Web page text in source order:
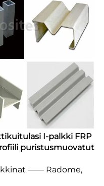
I-palkki FRP
puristusmuovatut
—— Radome,